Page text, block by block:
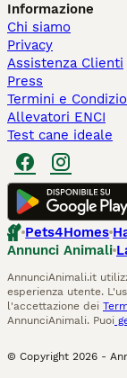
Informazione
Chi siamo
Privacy
Assistenza Clienti
Press
Termini e
Allevatori ENCI
Test cane ideale
Pets4Homes
Annunci Animali
AnnunciAnimali.it
esperienza utente.
l'accettazione dei
AnnunciAnimali. Puoi
© Copyright 2026 -